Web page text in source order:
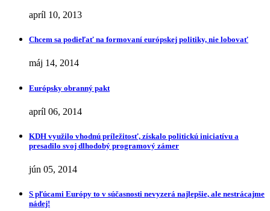
apríl 10, 2013
Chcem sa podieľať na formovaní európskej politiky, nie lobovať
máj 14, 2014
Európsky obranný pakt
apríl 06, 2014
KDH využilo vhodnú príležitosť, získalo politickú iniciatívu a
presadilo svoj dlhodobý programový zámer
jún 05, 2014
S pľúcami Európy to v súčasnosti nevyzerá najlepšie, ale nestrácajme
nádej!